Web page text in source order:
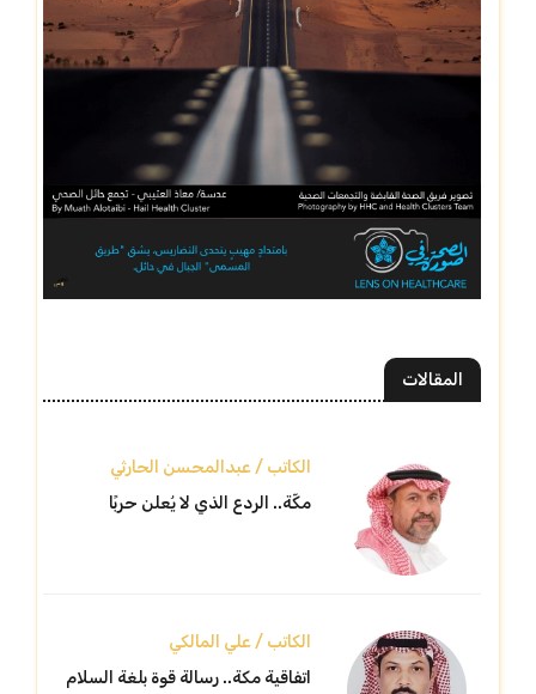
المقالات
الكاتب / عبدالمحسن الحارثي
مكّة.. الردع الذي لا يُعلن حربًا
الكاتب / علي المالكي
اتفاقية مكة.. رسالة قوة بلغة السلام